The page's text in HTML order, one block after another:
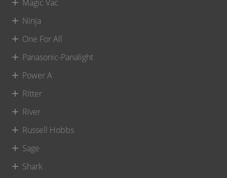
Magic Vac
Ninja
One For All
Panasonic-Panalight
Power A
Ritter
River
Russell Hobbs
Sage
Shark